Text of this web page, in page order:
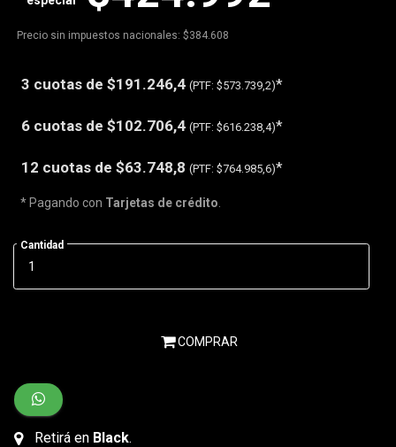
Precio sin impuestos nacionales: $384.608
3 cuotas de $191.246,4 (PTF: $573.739,2)*
6 cuotas de $102.706,4 (PTF: $616.238,4)*
12 cuotas de $63.748,8 (PTF: $764.985,6)*
* Pagando con Tarjetas de crédito
Cantidad
COMPRAR
Retirá en Black.